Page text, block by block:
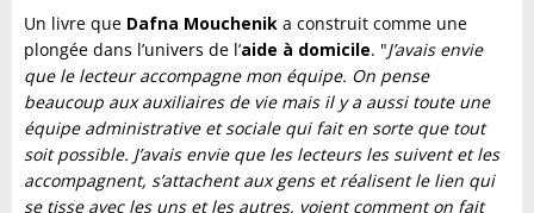
Un livre que Dafna Mouchenik a construit comme une
plongée dans l’univers de l’aide à domicile. "J’avais envie
que le lecteur accompagne mon équipe. On pense
beaucoup aux auxiliaires de vie mais il y a aussi toute une
équipe administrative et sociale qui fait en sorte que tout
soit possible. J’avais envie que les lecteurs les suivent et les
accompagnent, s’attachent aux gens et réalisent le lien qui
se tisse avec les uns et les autres, voient comment on fait